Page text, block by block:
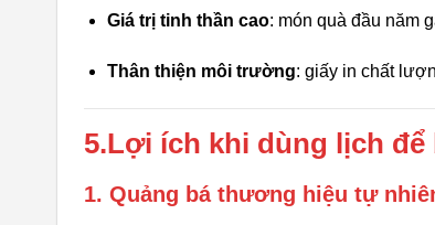
Giá trị tinh thần cao: món quà đầu năm
Thân thiện môi trường: giấy in chất
5.Lợi ích khi dùng lịch để
1. Quảng bá thương hiệu tự